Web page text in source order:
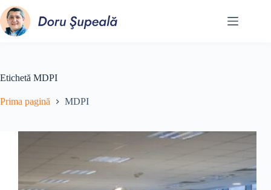
Sari
la
conținut
Etichetă MDPI
Prima pagină MDPI